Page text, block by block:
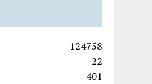
124758
22
401